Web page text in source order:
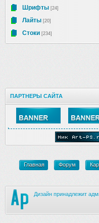
Шрифты [24]
Лайты [20]
Стоки [234]
ПАРТНЕРЫ САЙТА
Главная Форум
Дизайн принадлежит